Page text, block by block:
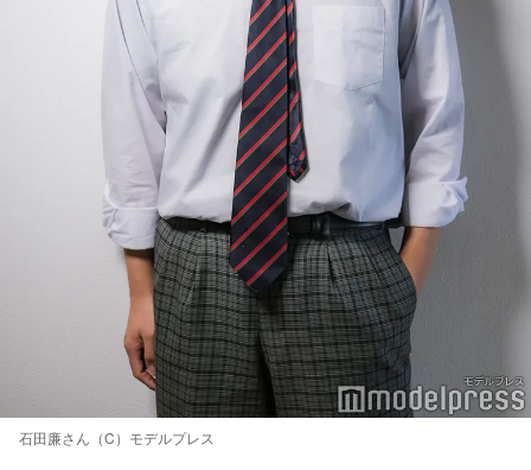
石田廉さん（C）モデルプレス